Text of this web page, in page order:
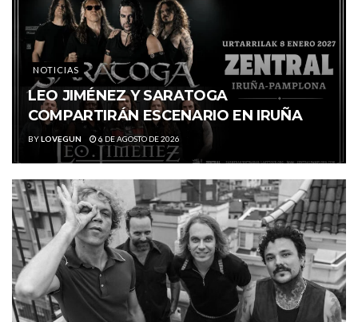
NOTICIAS
LEO JIMÉNEZ Y SARATOGA
COMPARTIRÁN ESCENARIO EN IRUÑA
BYLOVEGUN 6 DE AGOSTO DE 2026